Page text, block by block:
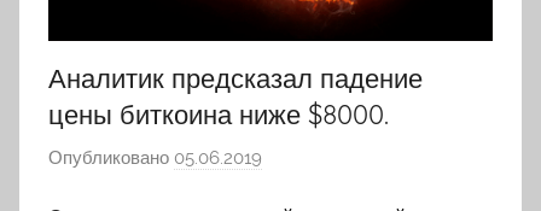
Аналитик предсказал падение
цены биткоина ниже $8000.
Опубликовано 05.06.2019